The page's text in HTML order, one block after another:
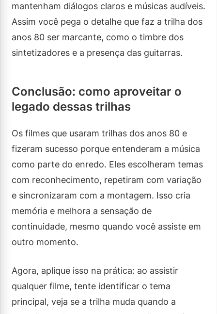
mantenham diálogos claros e músicas audíveis.
Assim você pega o detalhe que faz a trilha dos
anos 80 ser marcante, como o timbre dos
sintetizadores e a presença das guitarras.
Conclusão: como aproveitar o
legado dessas trilhas
Os filmes que usaram trilhas dos anos 80 e
fizeram sucesso porque entenderam a música
como parte do enredo. Eles escolheram temas
com reconhecimento, repetiram com variação
e sincronizaram com a montagem. Isso cria
memória e melhora a sensação de
continuidade, mesmo quando você assiste em
outro momento.
Agora, aplique isso na prática: ao assistir
qualquer filme, tente identificar o tema
principal, veja se a trilha muda quando a